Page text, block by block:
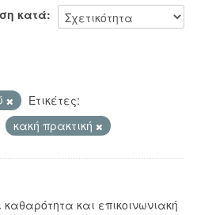
κατά
Ετικέτες:
κακή πρακτική
και επικοινωνιακή